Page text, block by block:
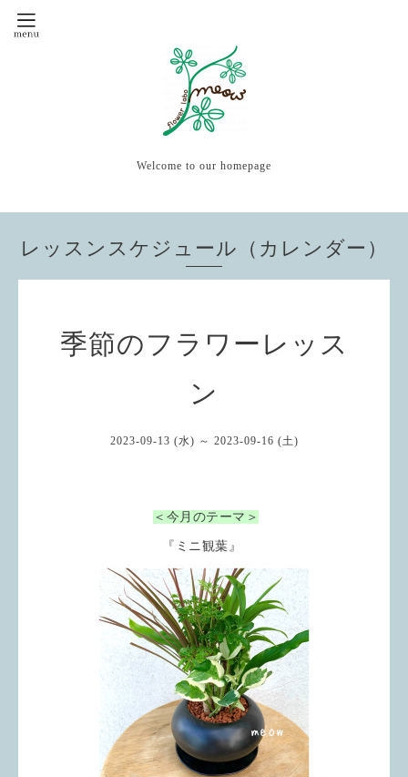
Welcome to our homepage
レッスンスケジュール（カレンダー）
季節のフラワーレッス
ン
2023-09-13 (水) ～ 2023-09-16 (土)
＜今月のテーマ＞
『ミニ観葉』